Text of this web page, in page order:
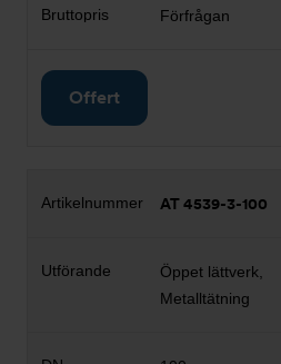
Förfrågan
Offert
AT 4539-3-100
Öppet lättverk,
Metalltätning